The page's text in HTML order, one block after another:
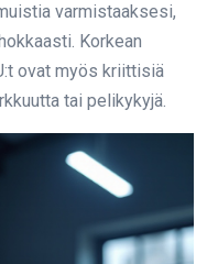
varmistaaksesi,
Korkean
ovat myös kriittisiä
tai pelikykyjä.